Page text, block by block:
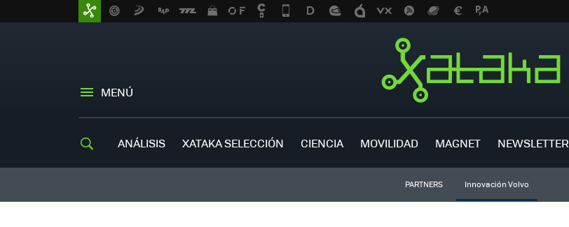
MENÚ
ANÁLISIS XATAKA SELECCIÓN CIENCIA MOVILIDAD MAGNET NEWSLETTER
PARTNERS Innovación Volvo